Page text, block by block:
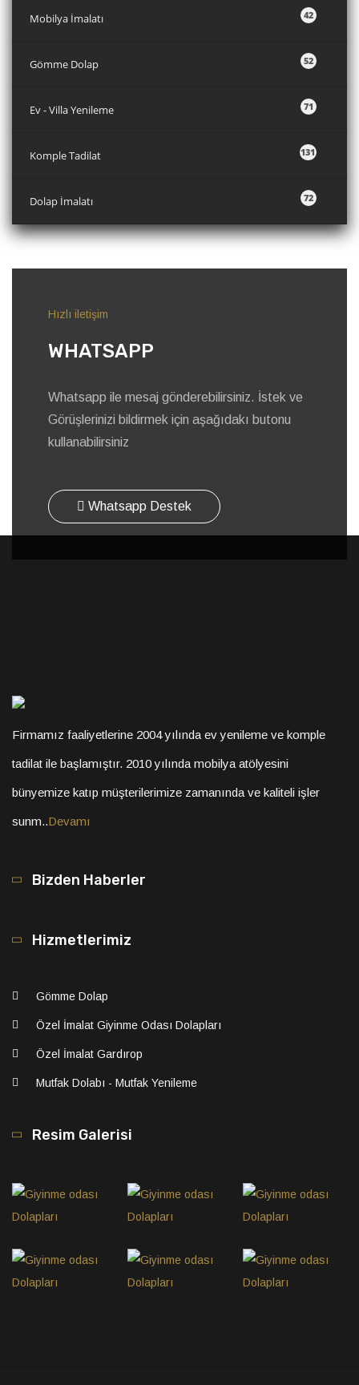
42
Mobilya İmalatı
52
Gömme Dolap
71
Ev - Villa Yenileme
131
Komple Tadilat
72
Dolap İmalatı
Hızlı iletişim
WHATSAPP
Whatsapp ile mesaj gönderebilirsiniz. İstek ve
Görüşlerinizi bildirmek için aşağıdakı butonu
kullanabilirsiniz
Whatsapp Destek
Firmamız faaliyetlerine 2004 yılında ev yenileme ve komple
tadilat ile başlamıştır. 2010 yılında mobilya atölyesini
bünyemize katıp müşterilerimize zamanında ve kaliteli işler
sunm..Devamı
Bizden Haberler
Hizmetlerimiz
Gömme Dolap
Özel İmalat Giyinme Odası Dolapları
Özel İmalat Gardırop
Mutfak Dolabı - Mutfak Yenileme
Resim Galerisi